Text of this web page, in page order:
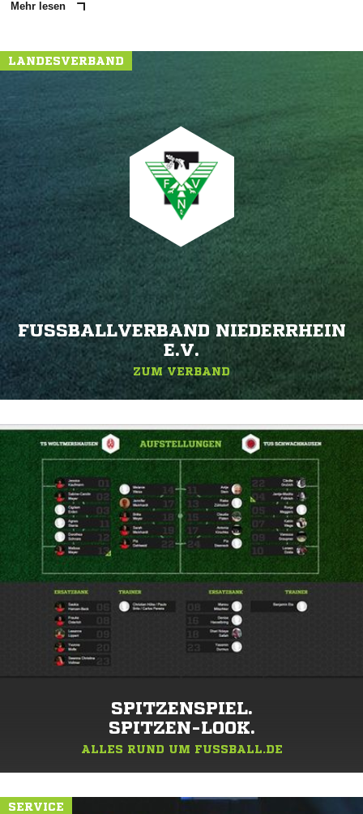
Mehr lesen
LANDESVERBAND
FUSSBALLVERBAND NIEDERRHEIN E
.V.
ZUM VERBAND
SPITZENSPIEL.
SPITZEN-LOOK.
ALLES RUND UM FUSSBALL.DE
SERVICE